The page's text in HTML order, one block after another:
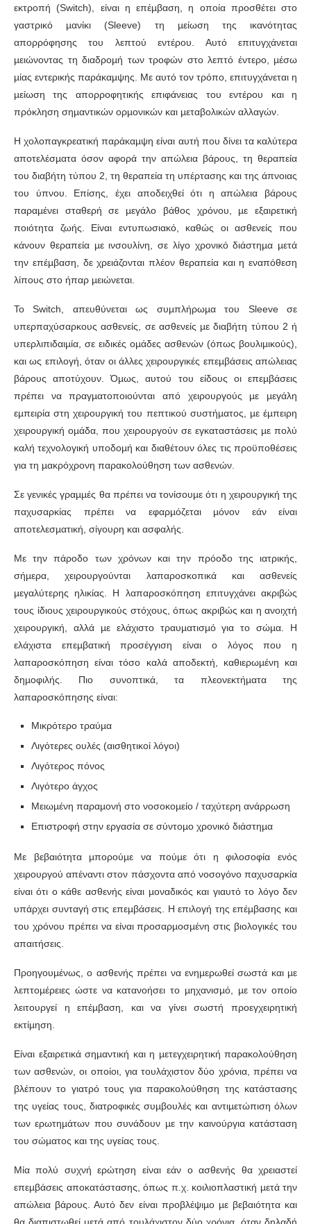
εκτροπή (Switch), είναι η επέµβαση, η οποία προσθέτει στο
γαστρικό µανίκι (Sleeve) τη µείωση της ικανότητας
απορρόφησης του λεπτού εντέρου. Αυτό επιτυγχάνεται
µειώνοντας τη διαδροµή των τροφών στο λεπτό έντερο, µέσω
µίας εντερικής παράκαµψης. Με αυτό τον τρόπο, επιτυγχάνεται η
µείωση της απορροφητικής επιφάνειας του εντέρου και η
πρόκληση σηµαντικών ορµονικών και µεταβολικών αλλαγών.
Η χολοπαγκρεατική παράκαµψη είναι αυτή που δίνει τα καλύτερα
αποτελέσµατα όσον αφορά την απώλεια βάρους, τη θεραπεία
του διαβήτη τύπου 2, τη θεραπεία τη υπέρτασης και της άπνοιας
του ύπνου. Επίσης, έχει αποδειχθεί ότι η απώλεια βάρους
παραµένει σταθερή σε µεγάλο βάθος χρόνου, µε εξαιρετική
ποιότητα ζωής. Είναι εντυπωσιακό, καθώς οι ασθενείς που
κάνουν θεραπεία µε ινσουλίνη, σε λίγο χρονικό διάστηµα µετά
την επέµβαση, δε χρειάζονται πλέον θεραπεία και η εναπόθεση
λίπους στο ήπαρ µειώνεται.
To Switch, απευθύνεται ως συµπλήρωµα του Sleeve σε
υπερπαχύσαρκους ασθενείς, σε ασθενείς µε διαβήτη τύπου 2 ή
υπερλιπιδαιµία, σε ειδικές οµάδες ασθενών (όπως βουλιµικούς),
και ως επιλογή, όταν οι άλλες χειρουργικές επεµβάσεις απώλειας
βάρους αποτύχουν. Όµως, αυτού του είδους οι επεµβάσεις
πρέπει να πραγµατοποιούνται από χειρουργούς µε µεγάλη
εµπειρία στη χειρουργική του πεπτικού συστήµατος, µε έµπειρη
χειρουργική οµάδα, που χειρουργούν σε εγκαταστάσεις µε πολύ
καλή τεχνολογική υποδοµή και διαθέτουν όλες τις προϋποθέσεις
για τη µακρόχρονη παρακολούθηση των ασθενών.
Σε γενικές γραµµές θα πρέπει να τονίσουµε ότι η χειρουργική της
παχυσαρκίας πρέπει να εφαρµόζεται µόνον εάν είναι
αποτελεσµατική, σίγουρη και ασφαλής.
Με την πάροδο των χρόνων και την πρόοδο της ιατρικής,
σήµερα, χειρουργούνται λαπαροσκοπικά και ασθενείς
µεγαλύτερης ηλικίας. Η λαπαροσκόπηση επιτυγχάνει ακριβώς
τους ίδιους χειρουργικούς στόχους, όπως ακριβώς και η ανοιχτή
χειρουργική, αλλά µε ελάχιστο τραυµατισµό για το σώµα. Η
ελάχιστα επεµβατική προσέγγιση είναι ο λόγος που η
λαπαροσκόπηση είναι τόσο καλά αποδεκτή, καθιερωµένη και
δηµοφιλής. Πιο συνοπτικά, τα πλεονεκτήµατα της
λαπαροσκόπησης είναι:
Μικρότερο τραύµα
Λιγότερες ουλές (αισθητικοί λόγοι)
Λιγότερος πόνος
Λιγότερο άγχος
Μειωµένη παραµονή στο νοσοκοµείο / ταχύτερη ανάρρωση
Επιστροφή στην εργασία σε σύντοµο χρονικό διάστηµα
Με βεβαιότητα µπορούµε να πούµε ότι η φιλοσοφία ενός
χειρουργού απέναντι στον πάσχοντα από νοσογόνο παχυσαρκία
είναι ότι ο κάθε ασθενής είναι µοναδικός και γιαυτό το λόγο δεν
υπάρχει συνταγή στις επεµβάσεις. Η επιλογή της επέµβασης και
του χρόνου πρέπει να είναι προσαρµοσµένη στις βιολογικές του
απαιτήσεις.
Προηγουµένως, ο ασθενής πρέπει να ενηµερωθεί σωστά και µε
λεπτοµέρειες ώστε να κατανοήσει το µηχανισµό, µε τον οποίο
λειτουργεί η επέµβαση, και να γίνει σωστή προεγχειρητική
εκτίµηση.
Είναι εξαιρετικά σηµαντική και η µετεγχειρητική παρακολούθηση
των ασθενών, οι οποίοι, για τουλάχιστον δύο χρόνια, πρέπει να
βλέπουν το γιατρό τους για παρακολούθηση της κατάστασης
της υγείας τους, διατροφικές συµβουλές και αντιµετώπιση όλων
των ερωτηµάτων που συνάδουν µε την καινούργια κατάσταση
του σώµατος και της υγείας τους.
Μία πολύ συχνή ερώτηση είναι εάν ο ασθενής θα χρειαστεί
επεµβάσεις αποκατάστασης, όπως π.χ. κοιλιοπλαστική µετά την
απώλεια βάρους. Αυτό δεν είναι προβλέψιµο µε βεβαιότητα και